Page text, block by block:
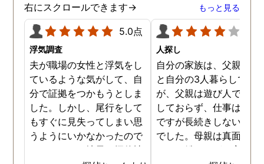
右にスクロールできます→ もっと見る
5.0点
浮気調査
夫が職場の女性と浮気をし
ているような気がして、自
分で証拠をつかもうとしま
した。しかし、尾行をして
もすぐに見失ってしまい思
うようにいかなかったので
す。それで、地元の探偵社
人探し
自分の家族は、父親と母
と自分の3人暮らしでし
が、父親は遊び人で仕事
しておらず、仕事はする
ですが長続きしないタイ
でした。母親は真面目で
ートで働きながら家事も